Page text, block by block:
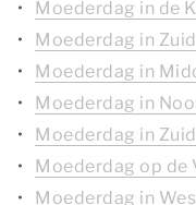
Moederdag in de
Moederdag in
Moederdag in
Moederdag in
Moederdag in
Moederdag op de
Moederdag in